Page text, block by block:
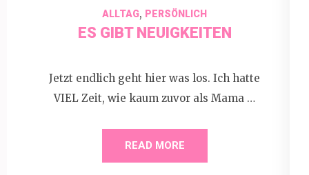
ALLTAG, PERSÖNLICH
ES GIBT NEUIGKEITEN
Jetzt endlich geht hier was los. Ich hatte
VIEL Zeit, wie kaum zuvor als Mama …
READ MORE